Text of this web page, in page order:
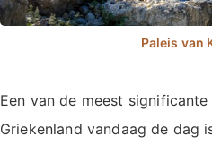
Een van de meest
Griekenland vandaag de dag